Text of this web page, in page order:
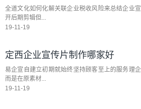
全道文化如何化解关联企业税收风险来总结企业
开后期剪辑但...
19-11-19
定西企业宣传片制作哪家好
易企宣自建立初期就始终坚持顾客至上的服务理
而是在原素材...
19-11-19